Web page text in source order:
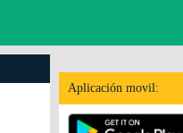
Aplicación movil: